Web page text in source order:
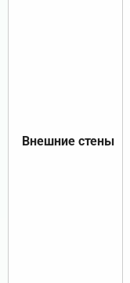
Внешние стены